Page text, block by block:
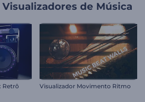
Visualizadores de Música
Retrô Visualizador Movimento Ritmo